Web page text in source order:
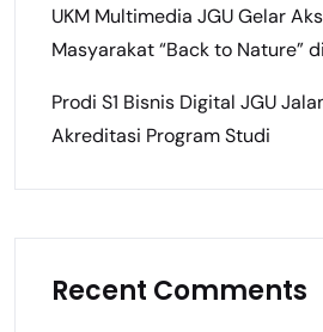
UKM Multimedia JGU Gelar
Masyarakat “Back to Nature”
Prodi S1 Bisnis Digital JGU
Akreditasi Program Studi
Recent Comments